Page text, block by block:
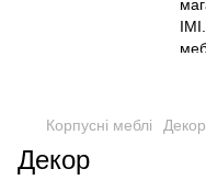
Корпусні меблі Декор
Декор